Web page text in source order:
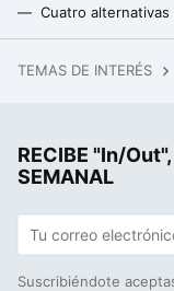
TEMAS DE INTERÉS
RECIBE "In/
SEMANAL
Suscribiéndote